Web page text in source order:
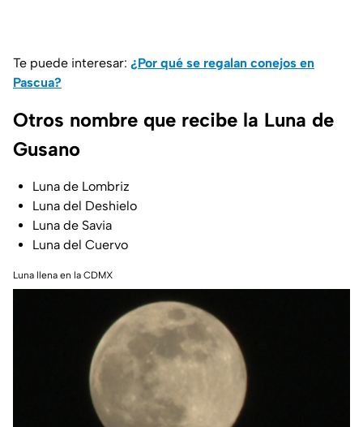
Te puede interesar: ¿Por qué se regalan conejos en
Pascua?
Otros nombre que recibe la Luna de
Gusano
Luna de Lombriz
Luna del Deshielo
Luna de Savia
Luna del Cuervo
Luna llena en la CDMX